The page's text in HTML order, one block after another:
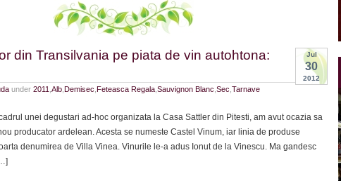
Jul
30
2012
din Transilvania pe piata de vin autohtona:
under 2011 Alb Demisec Feteasca Regala Sauvignon Blanc Sec Tarnave
unei degustari ad-hoc organizata la Casa Sattler din Pitesti, am avut ocazia sa
producator ardelean. Acesta se numeste Castel Vinum, iar linia de produse
denumirea de Villa Vinea. Vinurile le-a adus Ionut de la Vinescu. Ma gandesc